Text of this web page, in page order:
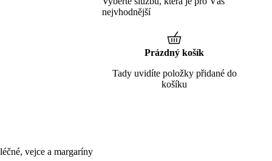
vejce a margaríny
nejvhodnější
Prázdný košík
Tady uvidíte položky přidané do
košíku